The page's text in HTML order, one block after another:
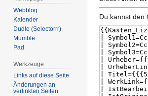
Du kannst den
Webblog
Kalender
Dudle (Selectorrr)
Mumble
Pad
Werkzeuge
Links auf diese Seite
Änderungen an
verlinkten Seiten